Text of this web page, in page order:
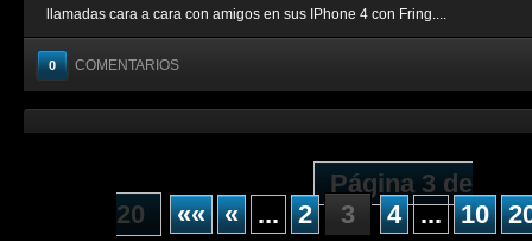
llamadas cara a cara con amigos en sus IPhone 4 con Fring....
0 COMENTARIOS
Página 3 de
20
«« « ... 2 3 4 ... 10